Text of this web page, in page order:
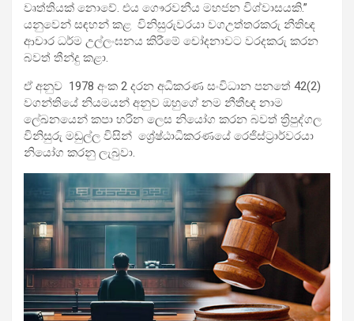
වෘත්තියක් නොවේ. එය ගෞරවනීය මහජන විශ්වාසයකි.”
යනුවෙන් සඳහන් කළ විනිසුරුවරයා වගඋත්තරකරු නීතිඥ
ආචාර ධර්ම උල්ලංඝනය කිරීමේ චෝදනාවට වරදකරු කරන
බවත් තීන්දු කළා.
ඒ අනුව 1978 අංක 2 දරන අධිකරණ සංවිධාන පනතේ 42(2)
වගන්තියේ නියමයන් අනුව ඔහුගේ නම නීතීඥ නාම
ලේඛනයෙන් කපා හරින ලෙස නියෝග කරන බවත් ත්‍රිපුද්ගල
විනිසුරු මඩුල්ල විසින් ශ්‍රේෂ්ඨාධිකරණයේ රෙජිස්ට්‍රාර්වරයා
නියෝග කරනු ලැබුවා.